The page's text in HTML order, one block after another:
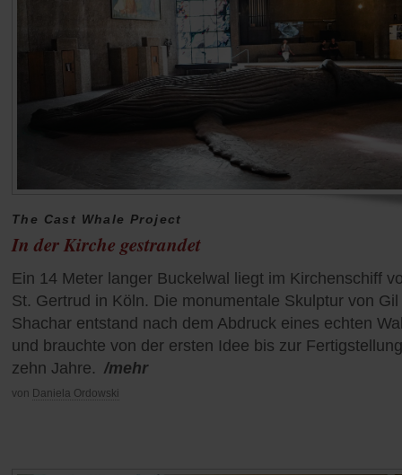
The Cast Whale Project
In der Kirche gestrandet
Ein 14 Meter langer Buckelwal liegt im Kirchenschiff
St. Gertrud in Köln. Die monumentale Skulptur von Gil
Shachar entstand nach dem Abdruck eines echten
und brauchte von der ersten Idee bis zur Fertigstellung
zehn Jahre. /mehr
von Daniela Ordowski